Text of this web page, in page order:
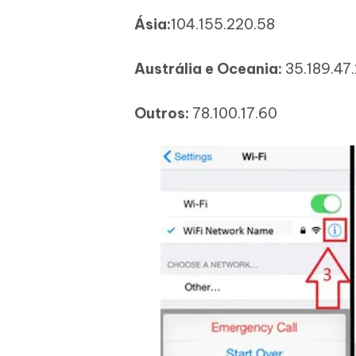
Ásia:104.155.220.58
Austrália e Oceania:
Outros: 78.100.17.60